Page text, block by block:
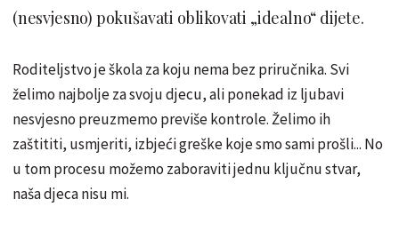
(nesvjesno) pokušavati oblikovati „idealno“ dijete.
Roditeljstvo je škola za koju nema bez priručnika. Svi
želimo najbolje za svoju djecu, ali ponekad iz ljubavi
nesvjesno preuzmemo previše kontrole. Želimo ih
zaštititi, usmjeriti, izbjeći greške koje smo sami prošli... No
u tom procesu možemo zaboraviti jednu ključnu stvar,
naša djeca nisu mi.